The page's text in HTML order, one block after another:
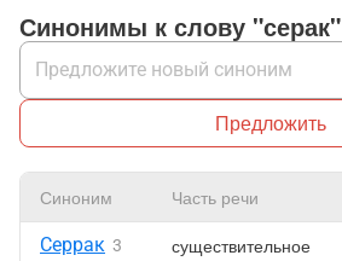
Синонимы к слову "серак"
Предложить
Синоним Часть речи
Серрак 3 существительное